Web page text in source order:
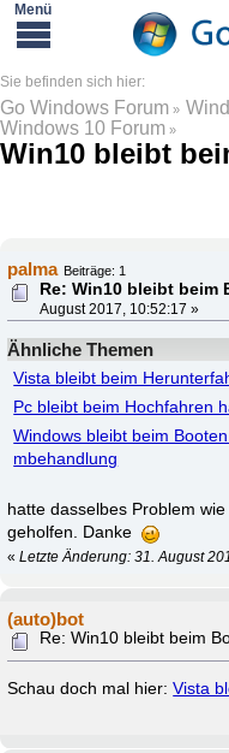
Go Windows Forum »
Windows 10 Forum »
Win10 bleibt
palma Beiträge: 1
Re: Win10 bleibt beim
August 2017, 10:52:17 »
Ähnliche Themen
Vista bleibt beim
Pc bleibt beim Hochfahren
Windows bleibt beim
mbehandlung
hatte dasselbes Problem
geholfen. Danke
«Letzte Änderung: 31. August
(auto)bot
Re: Win10 bleibt beim
Schau doch mal hier:Vista